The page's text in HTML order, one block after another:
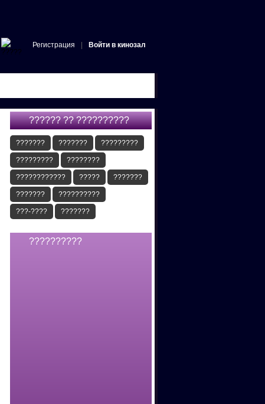
Регистрация Войти в кинозал
?????? ?? ??????????
??????? ??????? ?????????
????????? ????????
???????????? ????? ???????
??????? ??????????
???-???? ???????
??????????